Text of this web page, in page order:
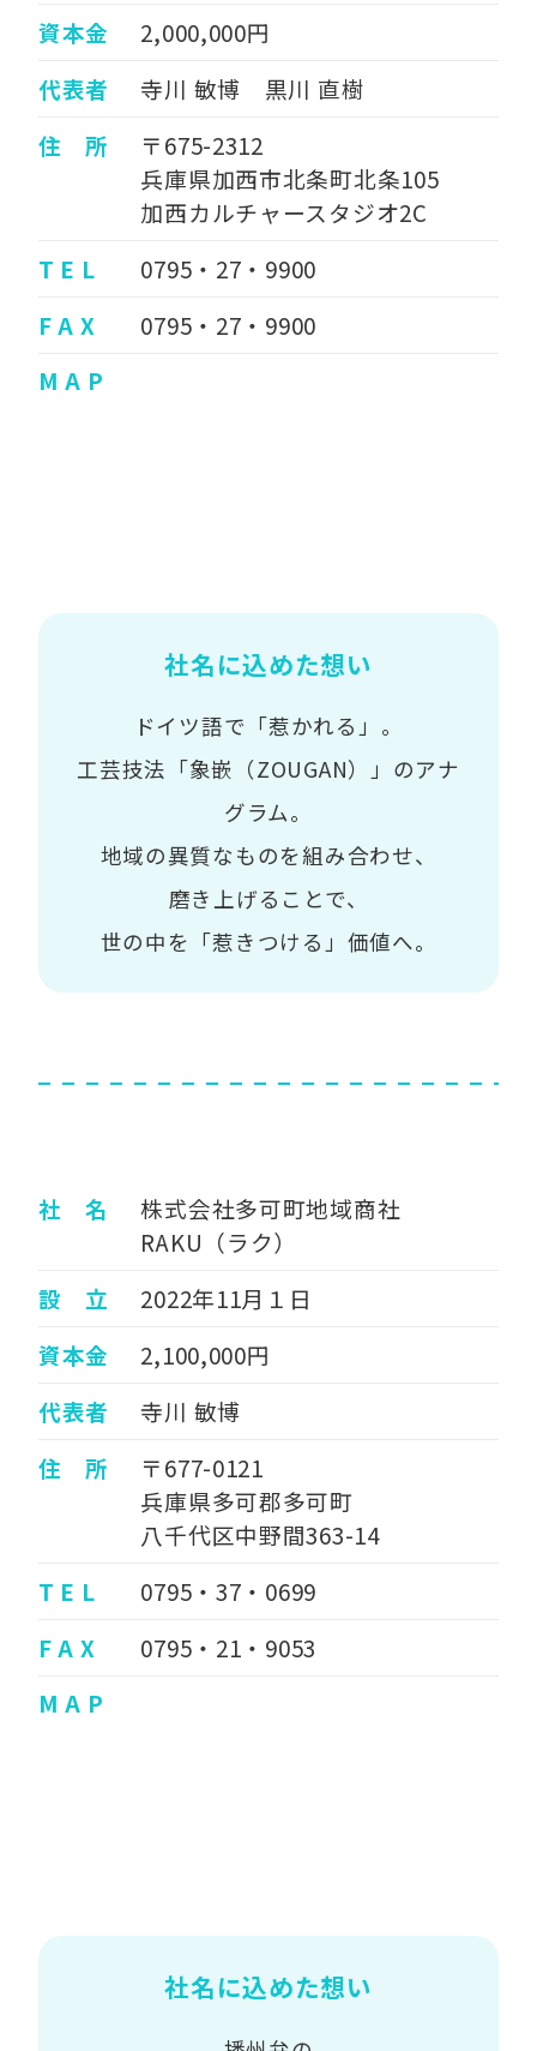
資本金
2,000,000円
代表者
寺川 敏博 黒川 直樹
住 所
〒675-2312
兵庫県加西市北条町北条105
加西カルチャースタジオ2C
T E L
0795・27・9900
F A X
0795・27・9900
M A P
社名に込めた想い
ドイツ語で「惹かれる」。
工芸技法「象嵌（ZOUGAN）」のアナ
グラム。
地域の異質なものを組み合わせ、
磨き上げることで、
世の中を「惹きつける」価値へ。
社 名
株式会社多可町地域商社
RAKU（ラク）
設 立
2022年11月１日
資本金
2,100,000円
代表者
寺川 敏博
住 所
〒677-0121
兵庫県多可郡多可町
八千代区中野間363-14
T E L
0795・37・0699
F A X
0795・21・9053
M A P
社名に込めた想い